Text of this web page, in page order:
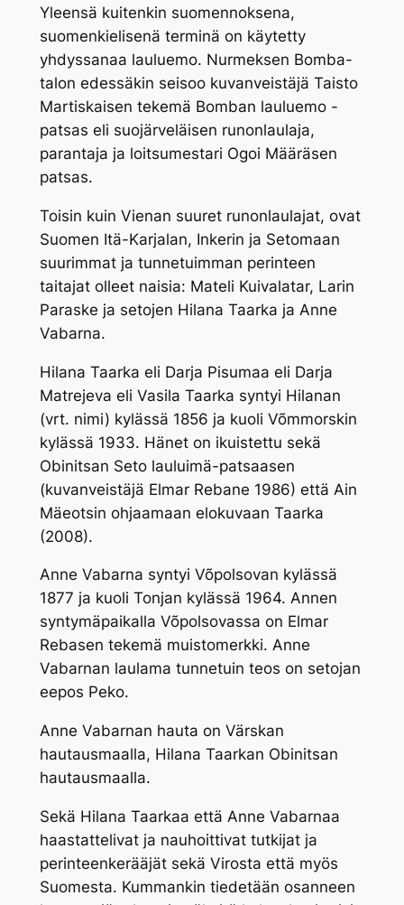
Yleensä kuitenkin suomennoksena,
suomenkielisenä terminä on käytetty
yhdyssanaa lauluemo. Nurmeksen Bomba-
talon edessäkin seisoo kuvanveistäjä Taisto
Martiskaisen tekemä Bomban lauluemo -
patsas eli suojärveläisen runonlaulaja,
parantaja ja loitsumestari Ogoi Määräsen
patsas.
Toisin kuin Vienan suuret runonlaulajat, ovat
Suomen Itä-Karjalan, Inkerin ja Setomaan
suurimmat ja tunnetuimman perinteen
taitajat olleet naisia: Mateli Kuivalatar, Larin
Paraske ja setojen Hilana Taarka ja Anne
Vabarna.
Hilana Taarka eli Darja Pisumaa eli Darja
Matrejeva eli Vasila Taarka syntyi Hilanan
(vrt. nimi) kylässä 1856 ja kuoli Võmmorskin
kylässä 1933. Hänet on ikuistettu sekä
Obinitsan Seto lauluimä-patsaasen
(kuvanveistäjä Elmar Rebane 1986) että Ain
Mäeotsin ohjaamaan elokuvaan Taarka
(2008).
Anne Vabarna syntyi Võpolsovan kylässä
1877 ja kuoli Tonjan kylässä 1964. Annen
syntymäpaikalla Võpolsovassa on Elmar
Rebasen tekemä muistomerkki. Anne
Vabarnan laulama tunnetuin teos on setojan
eepos Peko.
Anne Vabarnan hauta on Värskan
hautausmaalla, Hilana Taarkan Obinitsan
hautausmaalla.
Sekä Hilana Taarkaa että Anne Vabarnaa
haastattelivat ja nauhoittivat tutkijat ja
perinteenkerääjät sekä Virosta että myös
Suomesta. Kummankin tiedetään osanneen